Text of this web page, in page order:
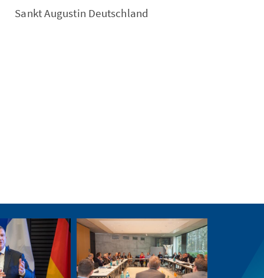
Sankt Augustin Deutschland